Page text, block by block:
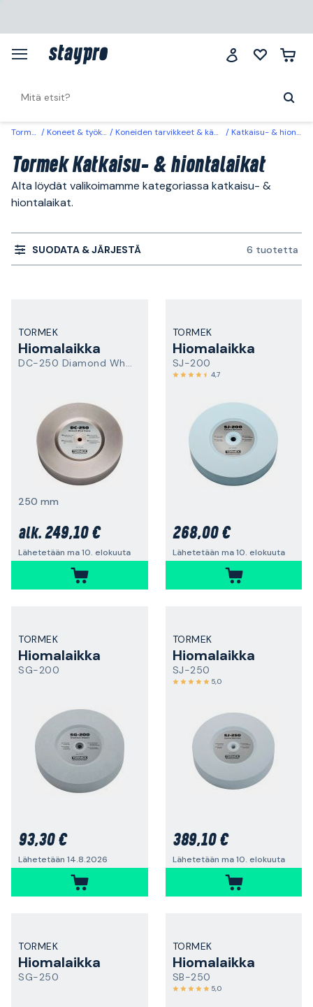
Tormek Koneet & työkalut Koneiden tarvikkeet & käyttöosat Katkaisu- & hiontalaikat
Tormek Katkaisu- & hiontalaikat
Alta löydät valikoimamme kategoriassa katkaisu- &
hiontalaikat.
SUODATA & JÄRJESTÄ 6 tuotetta
TORMEK
Hiomalaikka
DC-250 Diamond Wheel Coarse
250 mm
alk. 249,10 €
Lähetetään ma 10. elokuuta
TORMEK
Hiomalaikka
SJ-200
4,7
268,00 €
Lähetetään ma 10. elokuuta
TORMEK
Hiomalaikka
SG-200
93,30 €
Lähetetään 14.8.2026
TORMEK
Hiomalaikka
SJ-250
5,0
389,10 €
Lähetetään ma 10. elokuuta
TORMEK
Hiomalaikka
SG-250
TORMEK
Hiomalaikka
SB-250
5,0